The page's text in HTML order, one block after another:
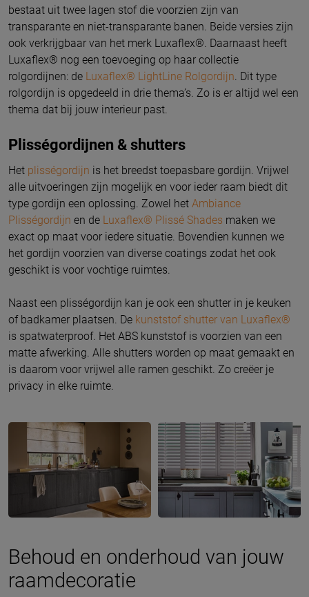
bestaat uit twee lagen stof die voorzien zijn van
transparante en niet-transparante banen. Beide versies zijn
ook verkrijgbaar van het merk Luxaflex®. Daarnaast heeft
Luxaflex® nog een toevoeging op haar collectie
rolgordijnen: de Luxaflex® LightLine Rolgordijn . Dit type
rolgordijn is opgedeeld in drie thema’s. Zo is er altijd wel een
thema dat bij jouw interieur past.
Plisségordijnen & shutters
Het plisségordijn is het breedst toepasbare gordijn. Vrijwel
alle uitvoeringen zijn mogelijk en voor ieder raam biedt dit
type gordijn een oplossing. Zowel het Ambiance
Plisségordijn en de Luxaflex® Plissé Shades maken we
exact op maat voor iedere situatie. Bovendien kunnen we
het gordijn voorzien van diverse coatings zodat het ook
geschikt is voor vochtige ruimtes.
Naast een plisségordijn kan je ook een shutter in je keuken
of badkamer plaatsen. De kunststof shutter van Luxaflex®
is spatwaterproof. Het ABS kunststof is voorzien van een
matte afwerking. Alle shutters worden op maat gemaakt en
is daarom voor vrijwel alle ramen geschikt. Zo creëer je
privacy in elke ruimte.
Behoud en onderhoud van jouw
raamdecoratie